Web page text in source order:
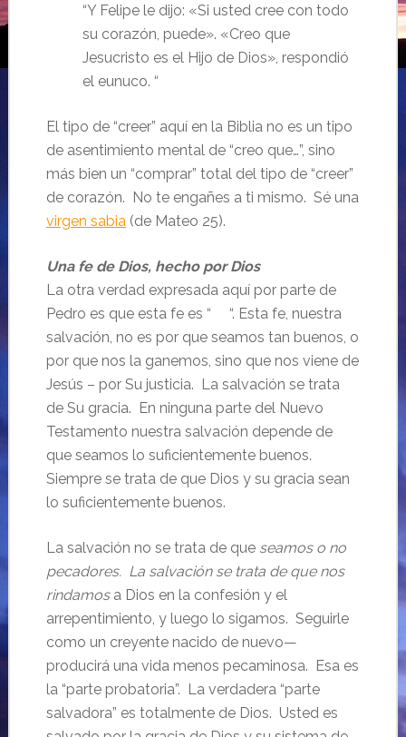
“Y Felipe le dijo: «Si usted cree con todo
su corazón, puede». «Creo que
Jesucristo es el Hijo de Dios», respondió
el eunuco. “
El tipo de “creer” aquí en la Biblia no es un tipo
de asentimiento mental de “creo que…”, sino
más bien un “comprar” total del tipo de “creer”
de corazón. No te engañes a ti mismo. Sé una
virgen sabia (de Mateo 25).
Una fe de Dios, hecho por Dios
La otra verdad expresada aquí por parte de
Pedro es que esta fe es “ “. Esta fe, nuestra
salvación, no es por que seamos tan buenos, o
por que nos la ganemos, sino que nos viene de
Jesús – por Su justicia. La salvación se trata
de Su gracia. En ninguna parte del Nuevo
Testamento nuestra salvación depende de
que seamos lo suficientemente buenos.
Siempre se trata de que Dios y su gracia sean
lo suficientemente buenos.
La salvación no se trata de que seamos o no
pecadores. La salvación se trata de que nos
rindamosa Dios en la confesión y el
arrepentimiento, y luego lo sigamos. Seguirle
como un creyente nacido de nuevo—
producirá una vida menos pecaminosa. Esa es
la “parte probatoria”. La verdadera “parte
salvadora” es totalmente de Dios. Usted es